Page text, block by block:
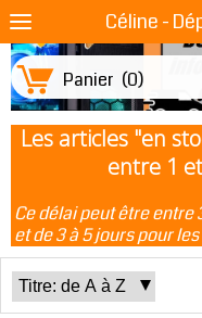
Céline -
Panier (0)
Les articles "en
entre 1
Ce délai peut être entre
et de 3 à 5 jours pour